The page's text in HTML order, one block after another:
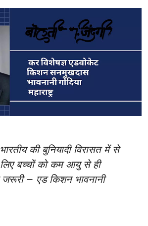
की बुनियादी विरासत में से
बच्चों को कम आयु से ही
जरूरी – एड किशन भावनानी